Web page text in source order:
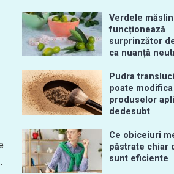
Verdele
funcționează
surprinzător
ca nuanță
Pudra
poate
produselor
dedesubt
Ce obiceiuri
păstrate chiar
sunt eficiente